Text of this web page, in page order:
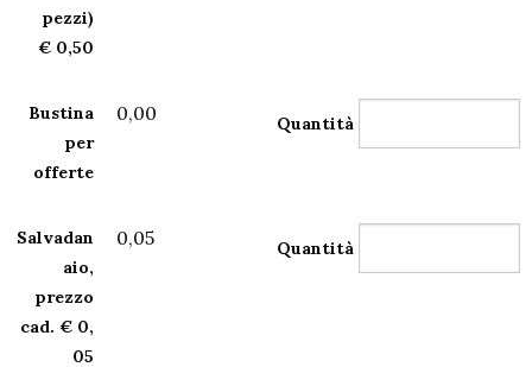
pezzi)
€ 0,50
Bustina
per
offerte
0,00 Quantità
Salvadan
aio,
prezzo
cad. € 0,
05
0,05 Quantità